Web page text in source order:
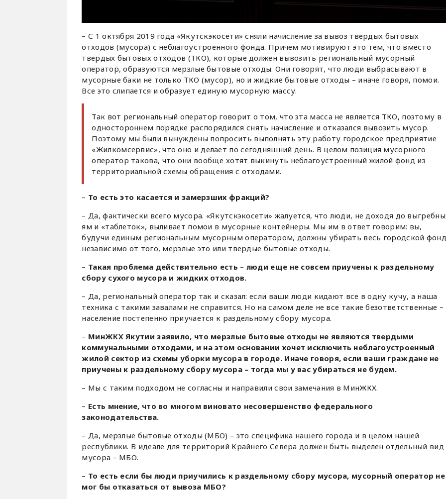
– С 1 октября 2019 года «Якутскэкосети» сняли начисление за вывоз твердых бытовых
отходов (мусора) с неблагоустроенного фонда. Причем мотивируют это тем, что вместо
твердых бытовых отходов (ТКО), которые должен вывозить региональный мусорный
оператор, образуются мерзлые бытовые отходы. Они говорят, что люди выбрасывают в
мусорные баки не только ТКО (мусор), но и жидкие бытовые отходы – иначе говоря, помои.
Все это слипается и образует единую мусорную массу.
Так вот региональный оператор говорит о том, что эта масса не является ТКО, поэтому в
одностороннем порядке распорядился снять начисление и отказался вывозить мусор.
Поэтому мы были вынуждены попросить выполнять эту работу городское предприятие
«Жилкомсервис», что оно и делает по сегодняшний день. В целом позиция мусорного
оператор такова, что они вообще хотят выкинуть неблагоустроенный жилой фонд из
территориальной схемы обращения с отходами.
– То есть это касается и замерзших фракций?
– Да, фактически всего мусора. «Якутскэкосети» жалуется, что люди, не доходя до
ям и «таблеток», выливает помои в мусорные контейнеры. Мы им в ответ говорим: вы,
будучи единым региональным мусорным оператором, должны убирать весь городской
независимо от того, мерзлые это или твердые бытовые отходы.
– Такая проблема действительно есть – люди еще не совсем приучены к раздельному
сбору сухого мусора и жидких отходов.
– Да, региональный оператор так и сказал: если ваши люди кидают все в одну кучу, а наша
техника с такими завалами не справится. Но на самом деле не все такие безответственные –
население постепенно приучается к раздельному сбору мусора.
– МинЖКХ Якутии заявило, что мерзлые бытовые отходы не являются твердыми
коммунальными отходами, и на этом основании хочет исключить неблагоустроенный
жилой сектор из схемы уборки мусора в городе. Иначе говоря, если ваши граждане не
приучены к раздельному сбору мусора – тогда мы у вас убираться не будем.
– Мы с таким подходом не согласны и направили свои замечания в МинЖКХ.
– Есть мнение, что во многом виновато несовершенство федерального
законодательства.
– Да, мерзлые бытовые отходы (МБО) – это специфика нашего города и в целом нашей
республики. В идеале для территорий Крайнего Севера должен быть выделен отдельный вид
мусора – МБО.
– То есть если бы люди приучились к раздельному сбору мусора, мусорный оператор не
мог бы отказаться от вывоза МБО?